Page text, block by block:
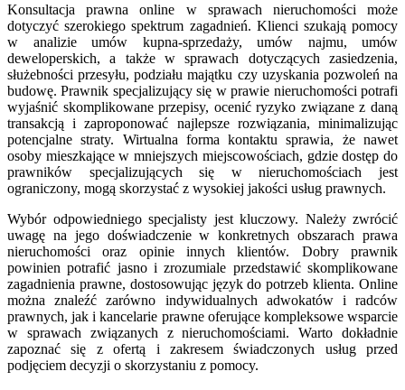
Konsultacja prawna online w sprawach nieruchomości może
dotyczyć szerokiego spektrum zagadnień. Klienci szukają pomocy
w analizie umów kupna-sprzedaży, umów najmu, umów
deweloperskich, a także w sprawach dotyczących zasiedzenia,
służebności przesyłu, podziału majątku czy uzyskania pozwoleń na
budowę. Prawnik specjalizujący się w prawie nieruchomości potrafi
wyjaśnić skomplikowane przepisy, ocenić ryzyko związane z daną
transakcją i zaproponować najlepsze rozwiązania, minimalizując
potencjalne straty. Wirtualna forma kontaktu sprawia, że nawet
osoby mieszkające w mniejszych miejscowościach, gdzie dostęp do
prawników specjalizujących się w nieruchomościach jest
ograniczony, mogą skorzystać z wysokiej jakości usług prawnych.
Wybór odpowiedniego specjalisty jest kluczowy. Należy zwrócić
uwagę na jego doświadczenie w konkretnych obszarach prawa
nieruchomości oraz opinie innych klientów. Dobry prawnik
powinien potrafić jasno i zrozumiale przedstawić skomplikowane
zagadnienia prawne, dostosowując język do potrzeb klienta. Online
można znaleźć zarówno indywidualnych adwokatów i radców
prawnych, jak i kancelarie prawne oferujące kompleksowe wsparcie
w sprawach związanych z nieruchomościami. Warto dokładnie
zapoznać się z ofertą i zakresem świadczonych usług przed
podjęciem decyzji o skorzystaniu z pomocy.